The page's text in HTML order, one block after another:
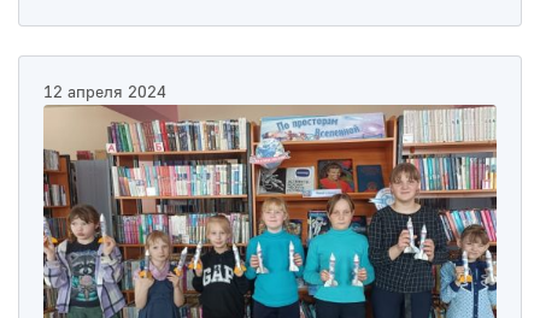
12 апреля 2024